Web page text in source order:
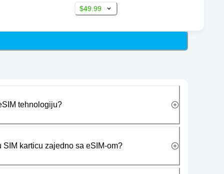
$49.99
tehnologiju?
karticu zajedno sa eSIM-om?